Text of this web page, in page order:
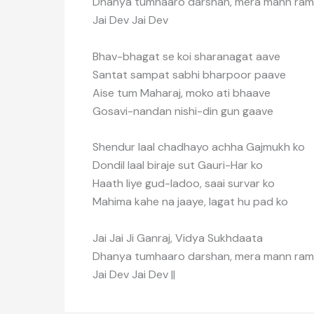
Jai Dev Jai Dev
Bhav-bhagat se koi sharanagat aave
Santat sampat sabhi bharpoor paave
Aise tum Maharaj, moko ati bhaave
Gosavi-nandan nishi-din gun gaave
Shendur laal chadhayo achha Gajmukh ko
Dondil laal biraje sut Gauri-Har ko
Haath liye gud-ladoo, saai survar ko
Mahima kahe na jaaye, lagat hu pad ko
Jai Jai Ji Ganraj, Vidya Sukhdaata
Dhanya tumhaaro darshan, mera mann
Jai Dev Jai Dev ||